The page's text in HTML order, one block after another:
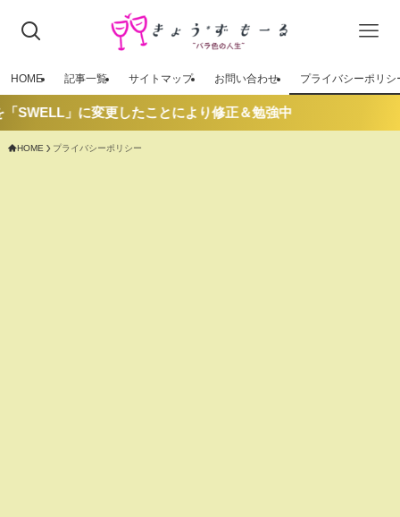
HOME 記事一覧 サイトマップ お問い合わせ プライバシーポリシ
」に変更したことにより修正＆勉強中
HOME プライバシーポリシー